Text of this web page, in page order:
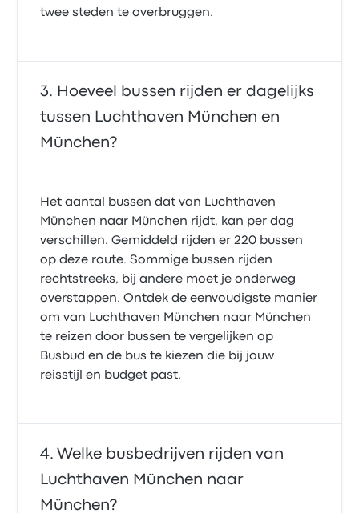
twee steden te overbruggen.
Hoeveel bussen rijden er dagelijks
tussen Luchthaven München en
München?
Het aantal bussen dat van Luchthaven
München naar München rijdt, kan per dag
verschillen. Gemiddeld rijden er 220 bussen
op deze route. Sommige bussen rijden
rechtstreeks, bij andere moet je onderweg
overstappen. Ontdek de eenvoudigste manier
om van Luchthaven München naar München
te reizen door bussen te vergelijken op
Busbud en de bus te kiezen die bij jouw
reisstijl en budget past.
Welke busbedrijven rijden van
Luchthaven München naar
München?